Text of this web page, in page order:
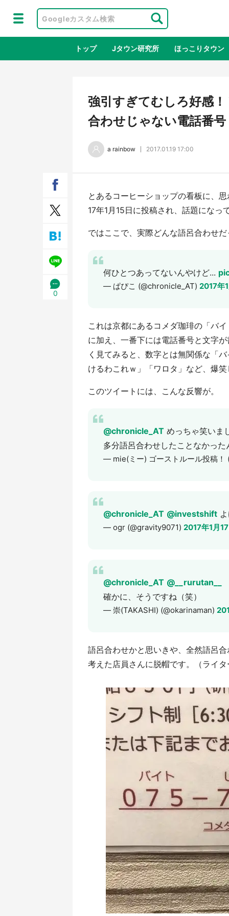
トップ Jタウン研究所 ほっこりタウン
地域×二次
ラプラス・ダークネスが栃木県を征
服！？ 県公式プロモ動画で「聖地」
に
／1
強引すぎてむしろ好感
合わせじゃない電話番号
a rainbow 2017.01.19 17:00
0
とあるコーヒーショップの看板に、
17年1月15日に投稿され、話題になっ
ではここで、実際どんな語呂合わせ
何ひとつあってないんやけど...
— ぱぴこ (@chronicle_AT) 2017年
これは京都にあるコメダ珈琲の「バ
に加え、一番下には電話番号と文字
く見てみると、数字とは無関係な「
けるわこれｗ」「ワロタ」など、爆
このツイートには、こんな反響が。
@chronicle_AT めっちゃ笑いま
多分語呂合わせしたことなかっ
— mie(ミー) ゴーストルール投稿！
@chronicle_AT @investshift
— ogr (@gravity9071) 2017年1月
@chronicle_AT @__rurutan__
確かに、そうですね（笑）
— 崇(TAKASHI) (@okarinaman)
語呂合わせかと思いきや、全然語呂
考えた店員さんに脱帽です。（ライタ